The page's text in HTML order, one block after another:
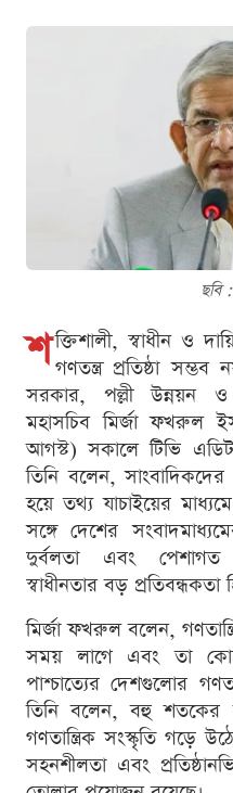
ছবি
শ ক্তিশালী, স্বাধীন ও
গণতন্ত্র প্রতিষ্ঠা
সরকার, পল্লী উন্নয়ন ও
মহাসচিব মির্জা ফখরুল
আগস্ট) সকালে টিভি
তিনি বলেন,
হয়ে তথ্য যাচাইয়ের
সঙ্গে দেশের
দুর্বলতা এবং পেশাগত
স্বাধীনতার বড় প্রতিবন্ধকতা
মির্জা ফখরুল বলেন,
সময় লাগে এবং তা কোনো
পাশ্চাত্যের দেশগুলোর
তিনি বলেন, বহু শতকের
গণতান্ত্রিক সংস্কৃতি গড়ে
সহনশীলতা এবং